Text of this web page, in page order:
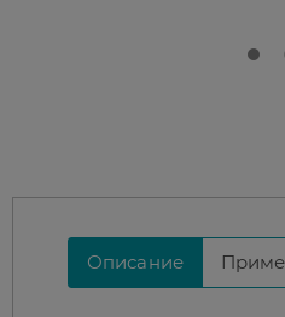
Описание